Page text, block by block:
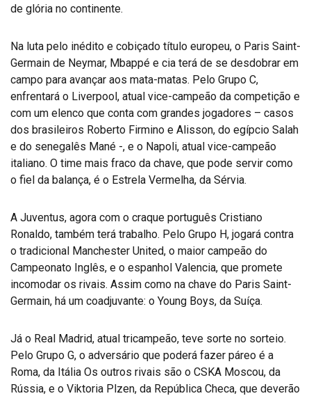
de glória no continente.
Na luta pelo inédito e cobiçado título europeu, o Paris Saint-
Germain de Neymar, Mbappé e cia terá de se desdobrar em
campo para avançar aos mata-matas. Pelo Grupo C,
enfrentará o Liverpool, atual vice-campeão da competição e
com um elenco que conta com grandes jogadores – casos
dos brasileiros Roberto Firmino e Alisson, do egípcio Salah
e do senegalês Mané -, e o Napoli, atual vice-campeão
italiano. O time mais fraco da chave, que pode servir como
o fiel da balança, é o Estrela Vermelha, da Sérvia.
A Juventus, agora com o craque português Cristiano
Ronaldo, também terá trabalho. Pelo Grupo H, jogará contra
o tradicional Manchester United, o maior campeão do
Campeonato Inglês, e o espanhol Valencia, que promete
incomodar os rivais. Assim como na chave do Paris Saint-
Germain, há um coadjuvante: o Young Boys, da Suíça.
Já o Real Madrid, atual tricampeão, teve sorte no sorteio.
Pelo Grupo G, o adversário que poderá fazer páreo é a
Roma, da Itália Os outros rivais são o CSKA Moscou, da
Rússia, e o Viktoria Plzen, da República Checa, que deverão